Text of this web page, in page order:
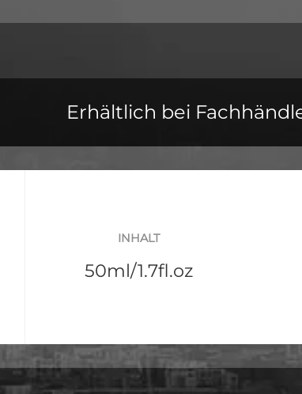
Erhältlich bei
INHALT
50ml/1.7fl.oz